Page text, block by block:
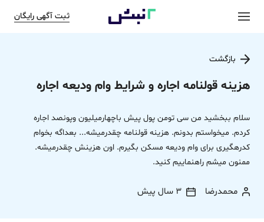
ثبت آگهی رایگان
بازگشت
هزینه قولنامه اجاره و شرایط وام ودیعه اجاره
سلام ببخشید من سی تومن پول پیش باچهارمیلیون وپونصد اجاره
کردم. میخواستم بدونم. هزینه قولنامه چقدرمیشه... بعداگه بخوام
کدرهگیری برای وام ودیعه مسکن بگیرم. اون هزینش چقدرمیشه.
ممنون میشم راهنماییم کنید.
محمدرضا 3 سال پیش